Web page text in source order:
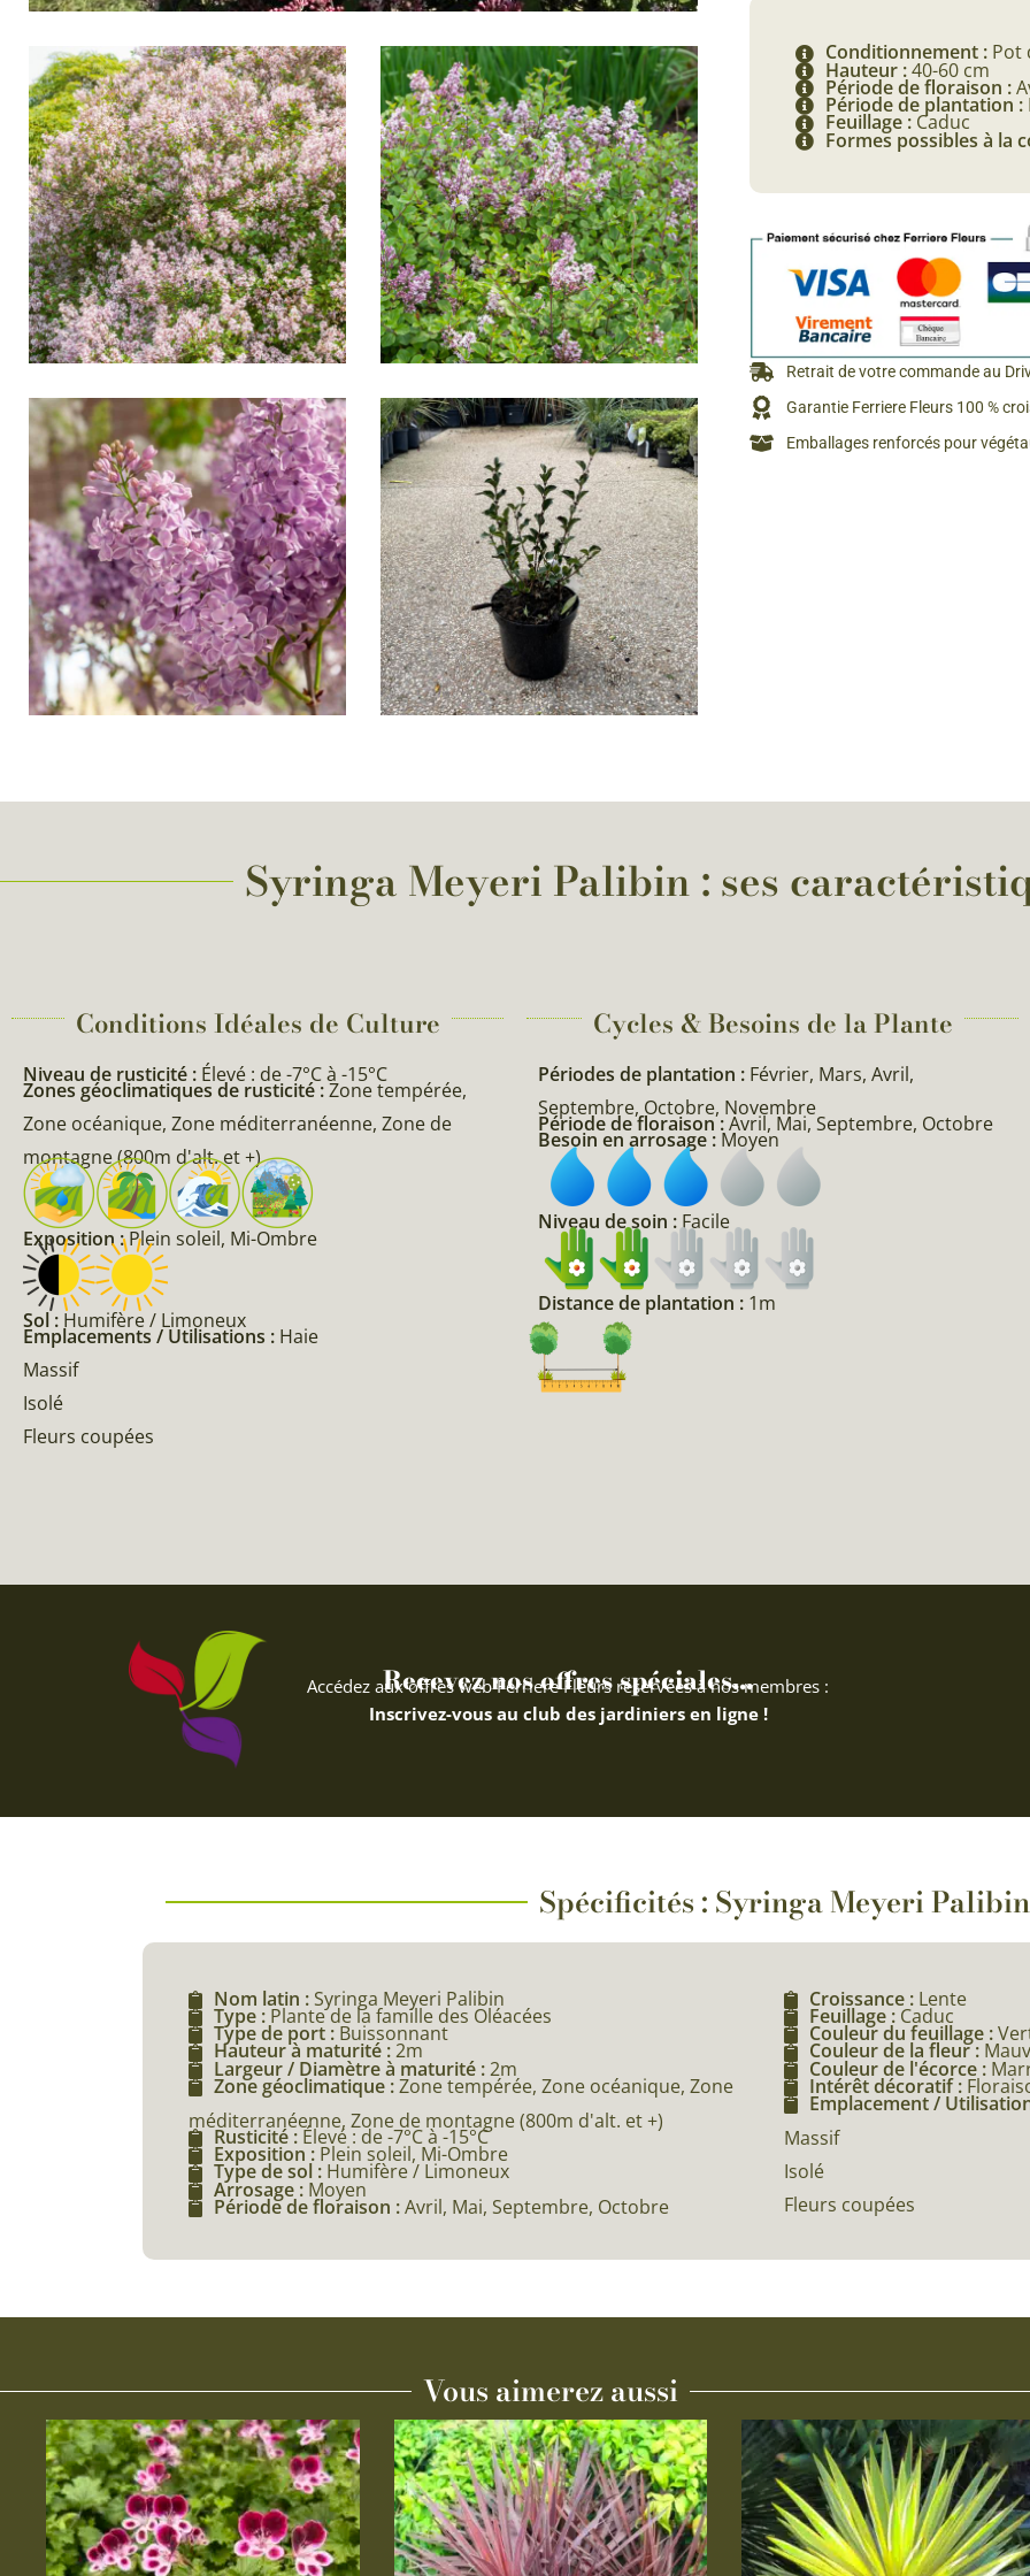
Rosiers parfumés
Rosiers grimpants
d’Antan
Bulbes
Bulbes
22,90 €
Conditionnement : Pot
Hauteur :40-60 cm
Période de floraison :
Période de plantation :
Feuillage : Caduc
Formes possibles à la
Retrait de votre commande au
Garantie Ferriere Fleurs 100 %
Emballages renforcés pour
Syringa Meyeri Palibin : ses
Conditions Idéales de Culture
Niveau de rusticité : Élevé : de -7°C à -15°C
Zones géoclimatiques de rusticité :Zone tempérée,
Zone océanique, Zone méditerranéenne, Zone de
montagne (800m d'alt. et +)
Exposition :Plein soleil, Mi-Ombre
Sol : Humifère / Limoneux
Emplacements / Utilisations : Haie
Massif
Isolé
Fleurs coupées
Cycles & Besoins de la Plante​
Périodes de plantation : Février, Mars, Avril,
Septembre, Octobre, Novembre
Période de floraison :Avril, Mai, Septembre, Octobre
Besoin en arrosage : Moyen
Niveau de soin :Facile
Distance de plantation : 1m
Recevez nos offres spéciales...
Accédez aux offres web Ferriere Fleurs réservées à nos membres :
Inscrivez-vous au club des jardiniers en ligne !
Spécificités : Syringa Meyeri Palibin
Nom latin :Syringa Meyeri Palibin
Type : Plante de la famille des Oléacées
Type de port : Buissonnant
Hauteur à maturité :2m
Largeur / Diamètre à maturité :2m
Zone géoclimatique :Zone tempérée, Zone océanique, Zone
méditerranéenne, Zone de montagne (800m d'alt. et +)
Rusticité : Élevé : de -7°C à -15°C
Exposition : Plein soleil, Mi-Ombre
Type de sol : Humifère / Limoneux
Arrosage : Moyen
Période de floraison :Avril, Mai, Septembre, Octobre
Croissance : Lente
Feuillage : Caduc
Couleur du feuillage :
Couleur de la fleur :
Couleur de l'écorce :
Intérêt décoratif :
Emplacement /
Massif
Isolé
Fleurs coupées
Vous aimerez aussi
Ce
produit
a
plusieurs
variations.